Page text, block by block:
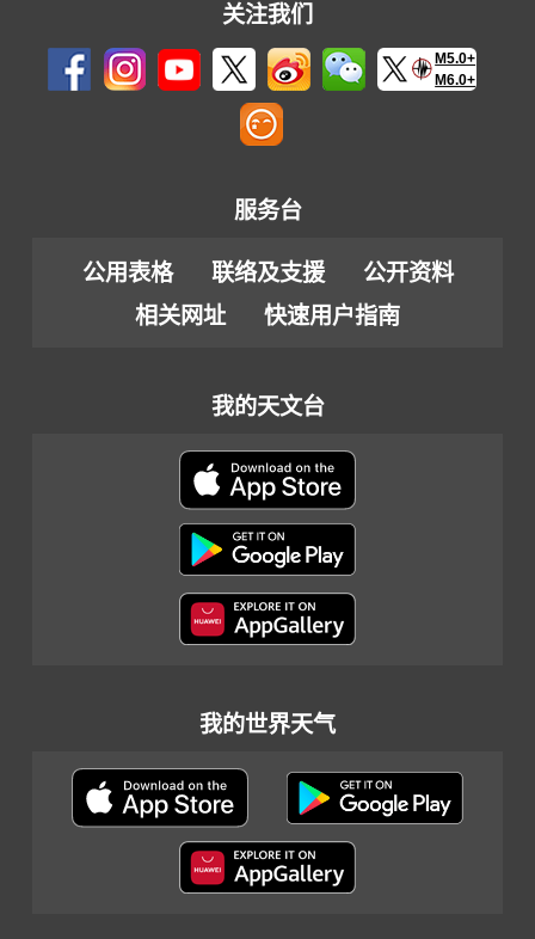
关注我们
M5.0+
M6.0+
服务台
公用表格 联络及支援
公开资料
相关网址
快速用户指南
我的天文台
我的世界天气